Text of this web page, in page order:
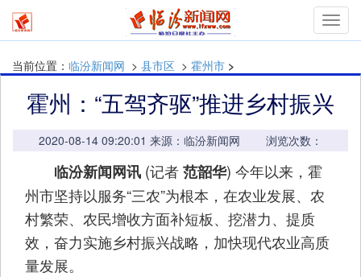
当前位置： 临汾新闻网 > 县市区 > 霍州市 >
霍州：“五驾齐驱”推进乡村振兴
2020-08-14 09:20:01 来源：临汾新闻网 浏览次数：
临汾新闻网讯 (记者范韶华) 今年以来，霍
州市坚持以服务“三农”为根本，在农业发展、农
村繁荣、农民增收方面补短板、挖潜力、提质
效，奋力实施乡村振兴战略，加快现代农业高质
量发展。